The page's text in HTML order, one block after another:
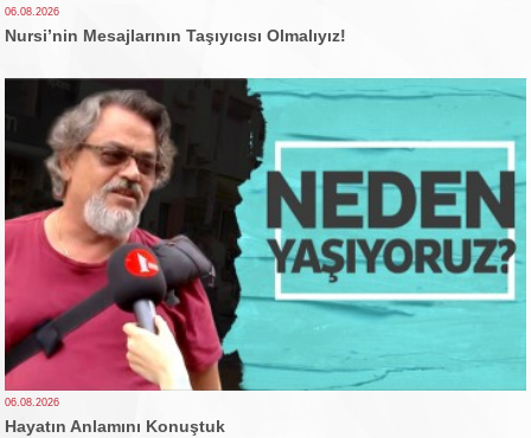
06.08.2026
Nursi’nin Mesajlarının Taşıyıcısı Olmalıyız!
06.08.2026
Hayatın Anlamını Konuştuk